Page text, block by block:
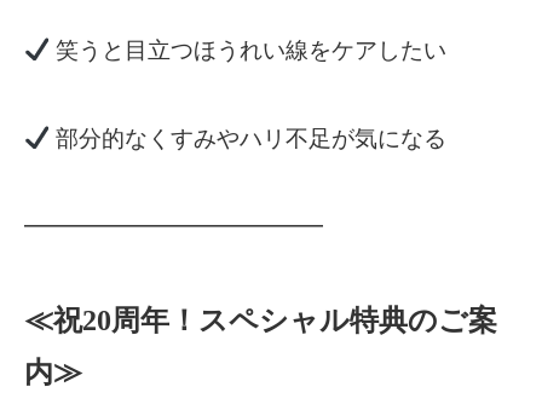
笑うと目立つほうれい線をケアしたい
部分的なくすみやハリ不足が気になる
━━━━━━━━━━━━━
≪祝20周年！スペシャル特典のご案
内≫